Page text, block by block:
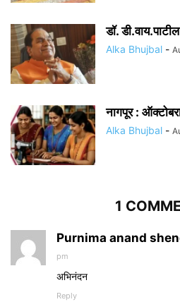
डॉ.
Alka Bhujbal -
नागपूर :
Alka Bhujbal -
1
Purnima anand
pm
अभिनंदन
Reply